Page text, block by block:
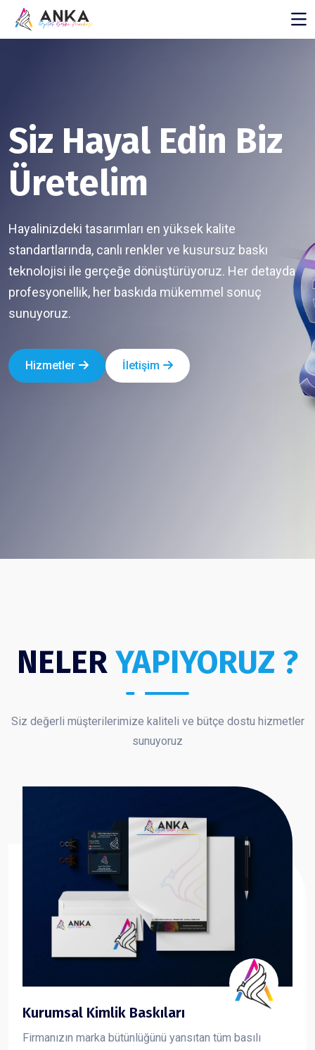
Siz Hayal Edin Biz
Üretelim
Hayalinizdeki tasarımları en yüksek kalite
standartlarında, canlı renkler ve kusursuz baskı
teknolojisi ile gerçeğe dönüştürüyoruz. Her detayda
profesyonellik, her baskıda mükemmel sonuç
sunuyoruz.
Hizmetler İletişim
NELER YAPIYORUZ ?
Siz değerli müşterilerimize kaliteli ve bütçe dostu hizmetler
sunuyoruz
Kurumsal Kimlik Baskıları
Firmanızın marka bütünlüğünü yansıtan tüm basılı